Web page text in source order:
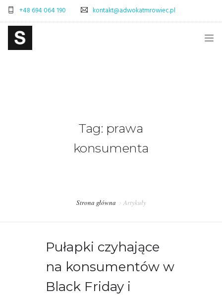
+48 694 064 190 kontakt@adwokatmrowiec.pl
ADWOKAT WARSZAWA – SPRAWY CYWILNE
ADWOKAT WARSZAWA – SPRAWY SPADKOWE
Tag: prawa
konsumenta
Strona główna Artykuły
Pułapki czyhające
na konsumentów w
Black Friday i